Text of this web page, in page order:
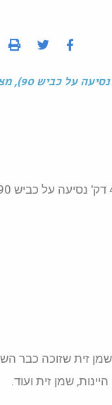
גבעת אורן – חוות מייסטר הינה חווה חקלאית-תיירותית
זית שזוכה כבר
שמן זית ועוד.